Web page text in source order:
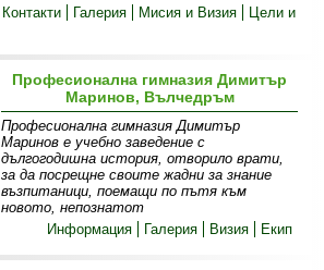
Контакти Галерия Мисия и Визия
Цели и
Професионална гимназия Димитър
Маринов, Вълчедръм
Професионална гимназия Димитър
Маринов е учебно заведение с
дългогодишна история, отворило врати,
за да посрещне своите жадни за знание
възпитаници, поемащи по пътя към
новото, непознатот
Информация
Галерия Визия Екип